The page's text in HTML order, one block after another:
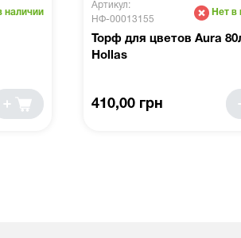
наличии
Артикул:
НФ-00013155
Нет в
Торф для цветов Aura
Hollas
410,00 грн